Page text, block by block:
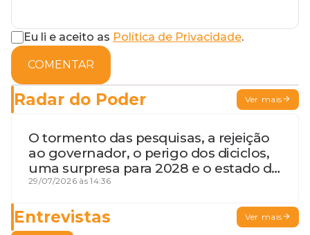
Eu li e aceito as Política de Privacidade.
COMENTAR
Radar do Poder Ver mais
O tormento das pesquisas, a rejeição
ao governador, o perigo dos diciclos,
uma surpresa para 2028 e o estado de
terceira guerra mundial
29/07/2026 às 14:36
Entrevistas Ver mais